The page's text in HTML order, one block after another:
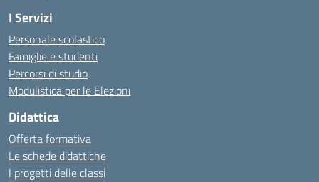
I Servizi
Personale scolastico
Famiglie e studenti
Percorsi di studio
Modulistica per le Elezioni
Didattica
Offerta formativa
Le schede didattiche
I progetti delle classi